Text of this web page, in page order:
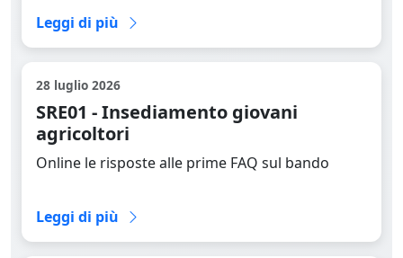
Leggi di più
28 luglio 2026
SRE01 - Insediamento giovani
agricoltori
Online le risposte alle prime FAQ sul bando
Leggi di più